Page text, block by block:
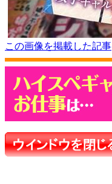
この画像を掲載した記事